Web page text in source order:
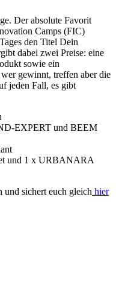
Der absolute Favorit
Camps (FIC)
den Titel Dein
dabei zwei Preise: eine
sowie ein
gewinnt, treffen aber die
jeden Fall, es gibt
EXPERT und BEEM
und 1 x URBANARA
und sichert euch gleich hier